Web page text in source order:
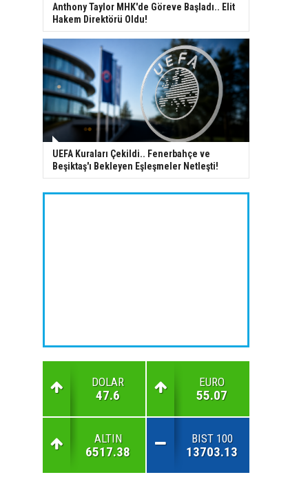
Anthony Taylor MHK'de Göreve Başladı.. Elit
Hakem Direktörü Oldu!
UEFA Kuraları Çekildi.. Fenerbahçe ve
Beşiktaş'ı Bekleyen Eşleşmeler Netleşti!
DOLAR
47.6
EURO
55.07
ALTIN
6517.38
BIST 100
13703.13